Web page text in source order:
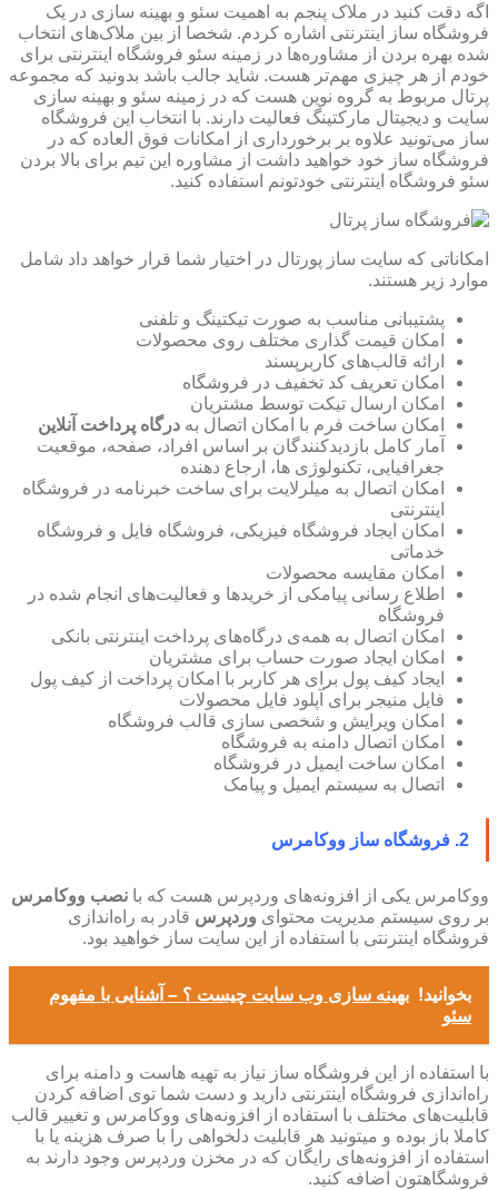
اگه دقت کنید در ملاک پنجم به اهمیت سئو و بهینه سازی در یک
فروشگاه ساز اینترنتی اشاره کردم. شخصا از بین ملاک‌های انتخاب
شده بهره بردن از مشاوره‌ها در زمینه سئو فروشگاه اینترنتی برای
خودم از هر چیزی مهم‌تر هست. شاید جالب باشد بدونید که مجموعه
پرتال مربوط به گروه نوین هست که در زمینه سئو و بهینه سازی
سایت و دیجیتال مارکتینگ فعالیت دارند. با انتخاب این فروشگاه
ساز می‌تونید علاوه بر برخورداری از امکانات فوق العاده که در
فروشگاه ساز خود خواهید داشت از مشاوره این تیم برای بالا بردن
سئو فروشگاه اینترنتی خودتونم استفاده کنید.
امکاناتی که سایت ساز پورتال در اختیار شما قرار خواهد داد شامل
موارد زیر هستند.
پشتیبانی مناسب به صورت تیکتینگ و تلفنی
امکان قیمت گذاری مختلف روی محصولات
ارائه قالب‌های کاربرپسند
امکان تعریف کد تخفیف در فروشگاه
امکان ارسال تیکت توسط مشتریان
امکان ساخت فرم با امکان اتصال به درگاه پرداخت آنلاین
آمار کامل بازدیدکنندگان بر اساس افراد، صفحه، موقعیت
جغرافیایی، تکنولوژی ها، ارجاع دهنده
امکان اتصال به میلرلایت برای ساخت خبرنامه در فروشگاه
اینترنتی
امکان ایجاد فروشگاه فیزیکی، فروشگاه فایل و فروشگاه
خدماتی
امکان مقایسه محصولات
اطلاع رسانی پیامکی از خریدها و فعالیت‌های انجام شده در
فروشگاه
امکان اتصال به همه‌ی درگاه‌های پرداخت اینترنتی بانکی
امکان ایجاد صورت حساب برای مشتریان
ایجاد کیف پول برای هر کاربر با امکان پرداخت از کیف پول
فایل منیجر برای آپلود فایل محصولات
امکان ویرایش و شخصی سازی قالب فروشگاه
امکان اتصال دامنه به فروشگاه
امکان ساخت ایمیل در فروشگاه
اتصال به سیستم ایمیل و پیامک
2. فروشگاه ساز ووکامرس
ووکامرس یکی از افزونه‌های وردپرس هست که با نصب ووکامرس
بر روی سیستم مدیریت محتوای وردپرس قادر به راه‌اندازی
فروشگاه اینترنتی با استفاده از این سایت ساز خواهید بود.
بخوانید! بهینه سازی وب سایت چیست ؟ – آشنایی با مفهوم
سئو
با استفاده از این فروشگاه ساز نیاز به تهیه هاست و دامنه برای
راه‌اندازی فروشگاه اینترنتی دارید و دست شما توی اضافه کردن
قابلیت‌های مختلف با استفاده از افزونه‌های ووکامرس و تغییر قالب
کاملا باز بوده و میتونید هر قابلیت دلخواهی را با صرف هزینه یا با
استفاده از افزونه‌های رایگان که در مخزن وردپرس وجود دارند به
فروشگاهتون اضافه کنید.